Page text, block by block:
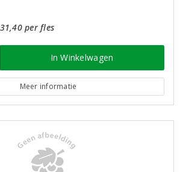
per fles
In Winkelwagen
Meer informatie